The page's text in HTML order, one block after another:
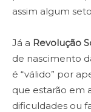
assim algum
Já a Revolução
de nascimento
é “válido” por
que estarão em
dificuldades ou